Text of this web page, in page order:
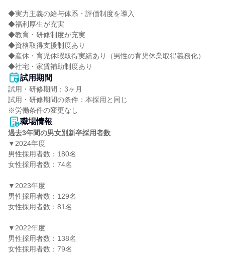
◆実力主義の給与体系・評価制度を導入
◆福利厚生が充実
◆教育・研修制度が充実
◆資格取得支援制度あり
◆産休・育児休暇取得実績あり（男性の育児休業取得義務化）
◆社宅・家賃補助制度あり
試用期間
試用・研修期間：3ヶ月
試用・研修期間の条件：本採用と同じ
職場情報
過去3年間の男女別新卒採用者数
▼2024年度
男性採用者数：180名
女性採用者数：74名
▼2023年度
男性採用者数：129名
女性採用者数：81名
▼2022年度
男性採用者数：138名
女性採用者数：79名